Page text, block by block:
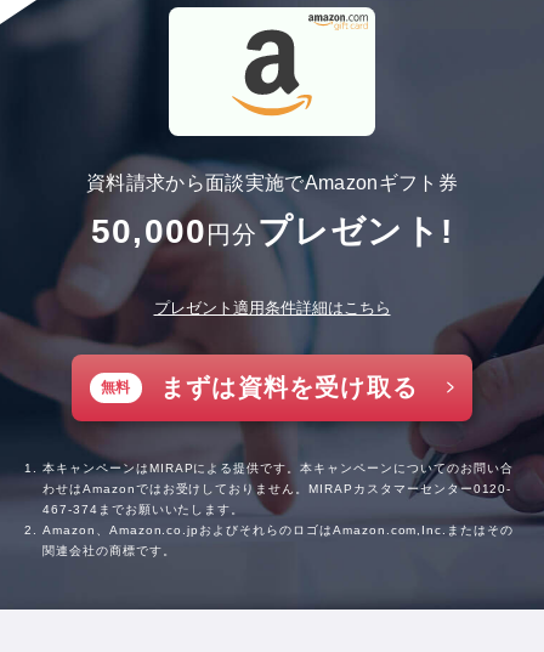
資料請求から面談実施でAmazonギフト券
50,000 円分プレゼント!
プレゼント適用条件詳細はこちら
無料 まずは資料を受け取る
本キャンペーンはMIRAPによる提供です。本キャンペーンについてのお問い合
わせはAmazonではお受けしておりません。MIRAPカスタマーセンター0120-
467-374 までお願いいたします。
Amazon、Amazon.co.jpおよびそれらのロゴはAmazon.com,Inc.またはその
関連会社の商標です。